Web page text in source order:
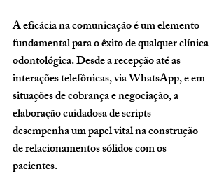
A eficácia na comunicação é um elemento
fundamental para o êxito de qualquer clínica
odontológica. Desde a recepção até as
interações telefônicas, via WhatsApp, e em
situações de cobrança e negociação, a
elaboração cuidadosa de scripts
desempenha um papel vital na construção
de relacionamentos sólidos com os
pacientes.